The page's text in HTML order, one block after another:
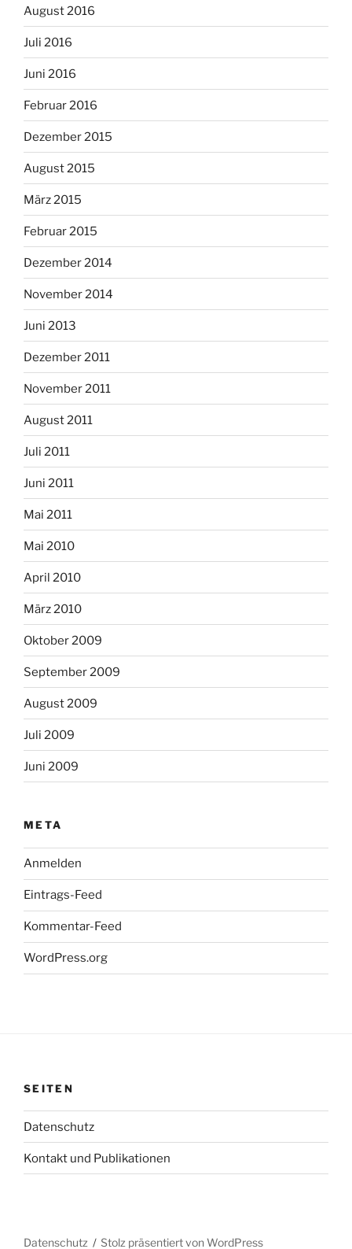
August 2016
Juli 2016
Juni 2016
Februar 2016
Dezember 2015
August 2015
März 2015
Februar 2015
Dezember 2014
November 2014
Juni 2013
Dezember 2011
November 2011
August 2011
Juli 2011
Juni 2011
Mai 2011
Mai 2010
April 2010
März 2010
Oktober 2009
September 2009
August 2009
Juli 2009
Juni 2009
META
Anmelden
Eintrags-Feed
Kommentar-Feed
WordPress.org
SEITEN
Datenschutz
Kontakt und Publikationen
Datenschutz Stolz präsentiert von WordPress